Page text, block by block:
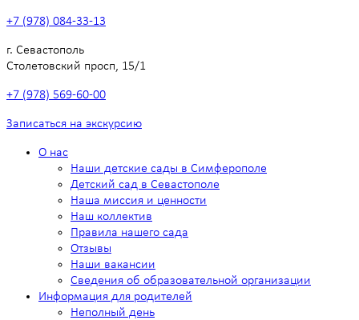
+7 (978) 084-33-13
г. Севастополь
Столетовский просп, 15/1
+7 (978) 569-60-00
Записаться на экскурсию
О нас
Наши детские сады в Симферополе
Детский сад в Севастополе
Наша миссия и ценности
Наш коллектив
Правила нашего сада
Отзывы
Наши вакансии
Сведения об образовательной организации
Информация для родителей
Неполный день